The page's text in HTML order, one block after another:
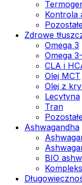
Kontrola
Zdrowe
Omega 3
Omega
CLA i
Olej MCT
Olej z
Lecytyna
Tran
Ashwagandha
BIO